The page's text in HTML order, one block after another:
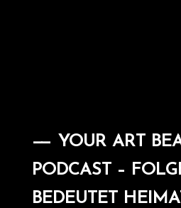
YOUR ART
PODCAST –
BEDEUTET